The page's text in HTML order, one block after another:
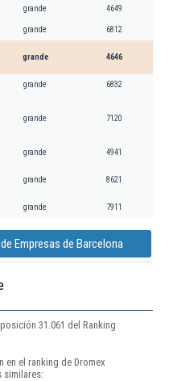
grande 4649
grande 6812
grande 4646
grande 6832
grande 7120
grande 4941
grande 8621
grande 7911
Empresas de Barcelona
31.061 del Ranking
el ranking de Dromex
similares: